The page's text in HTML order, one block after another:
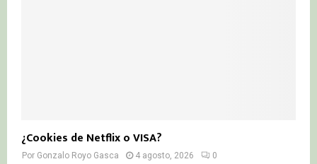
¿Cookies de Netflix o VISA?
Por Gonzalo Royo Gasca 4 agosto, 2026 0